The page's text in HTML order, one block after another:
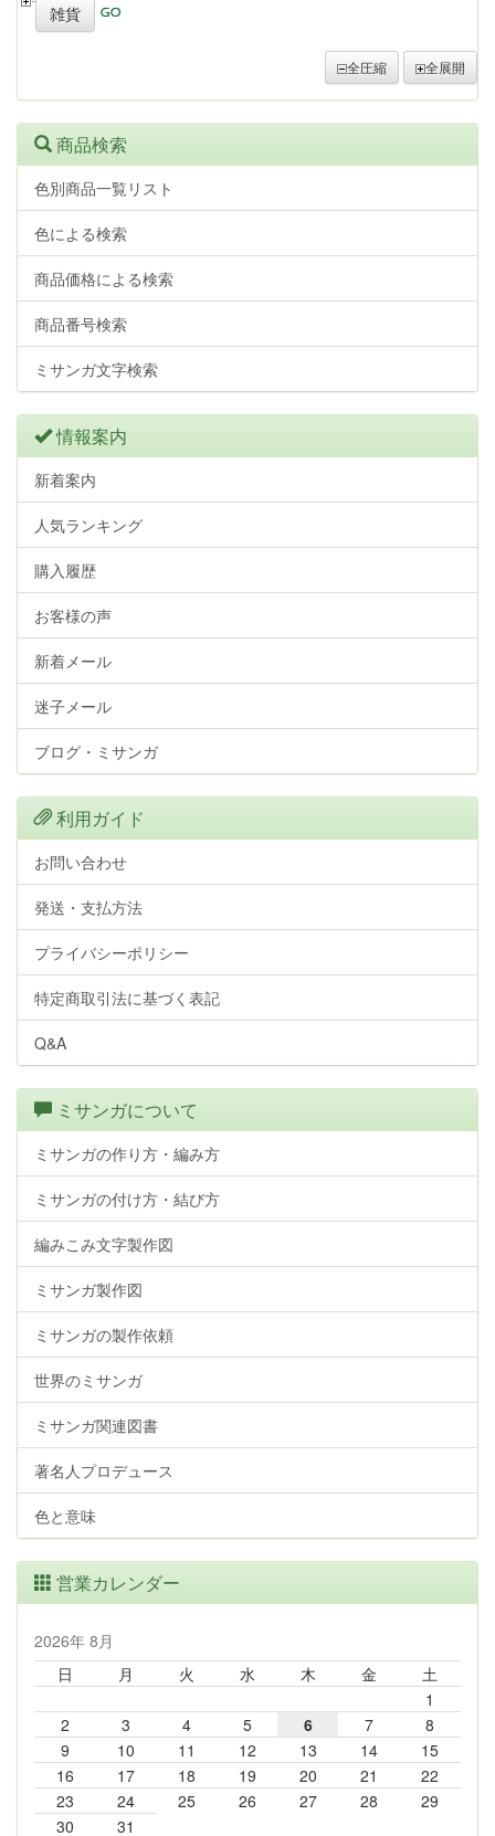
雑貨
全圧縮 全展開
商品検索
色別商品一覧リスト
色による検索
商品価格による検索
商品番号検索
ミサンガ文字検索
情報案内
新着案内
人気ランキング
購入履歴
お客様の声
新着メール
迷子メール
ブログ・ミサンガ
利用ガイド
お問い合わせ
発送・支払方法
プライバシーポリシー
特定商取引法に基づく表記
Q&A
ミサンガについて
ミサンガの作り方・編み方
ミサンガの付け方・結び方
編みこみ文字製作図
ミサンガ製作図
ミサンガの製作依頼
世界のミサンガ
ミサンガ関連図書
著名人プロデュース
色と意味
営業カレンダー
2026年 8月
日
月 火 水 木 金
土
1
2
3 4 5 6 7
8
9
10 11 12 13 14
15
16
17 18 19 20 21
22
23
24 25 26 27 28
29
30
31